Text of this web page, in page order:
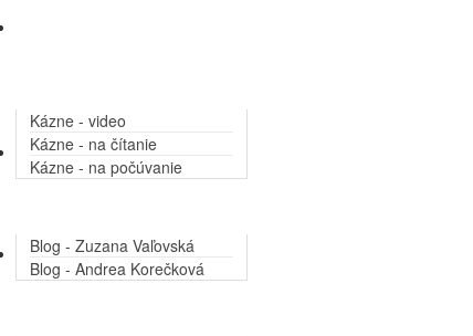
Kázne - video
Kázne - na čítanie
Kázne - na počúvanie
Blogy
Blog - Zuzana Vaľovská
Blog - Andrea Korečková
SPEVNIK